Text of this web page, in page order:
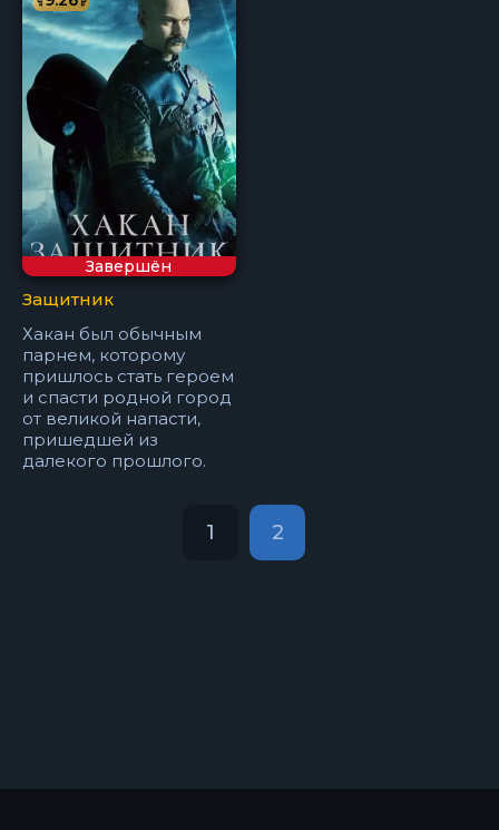
Завершён
Защитник
Хакан был обычным
парнем, которому
пришлось стать героем
и спасти родной город
от великой напасти,
пришедшей из
далекого прошлого.
1 2